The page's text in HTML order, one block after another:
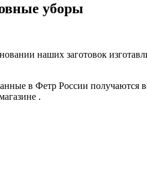
уборы
наших заготовок
в Фетр России получаются
.